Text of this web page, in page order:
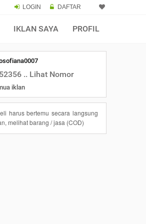
LOGIN DAFTAR
IKLAN SAYA PROFIL
.. Lihat Nomor
iklan
harus bertemu secara langsung
melihat barang / jasa (COD)